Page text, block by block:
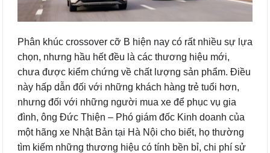
Phân khúc crossover cỡ B hiện nay có rất nhiều sự lựa
chọn, nhưng hầu hết đều là các thương hiệu mới,
chưa được kiểm chứng về chất lượng sản phẩm. Điều
này hấp dẫn đối với những khách hàng trẻ tuổi hơn,
nhưng đối với những người mua xe để phục vụ gia
đình, ông Đức Thiện – Phó giám đốc Kinh doanh của
một hãng xe Nhật Bản tại Hà Nội cho biết, họ thường
tìm kiếm những thương hiệu có tính bền bỉ, chi phí sử